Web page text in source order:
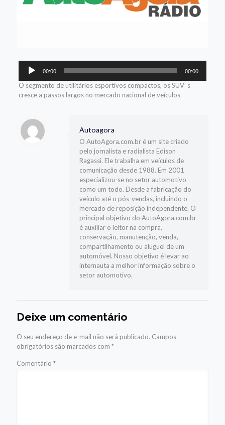
Tocador
áudio
00:00 00:00
O segmento de utilitários esportivos compactos, os SUV’ s
cresce a passos largos no mercado nacional de veículos
Autoagora
O AutoAgora.com.br é um site criado
pelo jornalista e radialista Edison
Ragassi. Ele trabalha em veículos de
comunicação desde 1988. Em 2001
especializou-se no setor automotivo
como um todo. Desde a fabricação do
veículo até o pós-vendas, incluindo o
mercado de reposição independente. O
principal objetivo do AutoAgora.com.br
é auxiliar o leitor na compra,
conservação, manutenção, venda,
compartilhamento ou aluguel de um
automóvel. Nosso objetivo é levar ao
internauta a melhor informação sobre o
setor automotivo.
Deixe um comentário
O seu endereço de e-mail não será publicado. Campos
obrigatórios são marcados com *
Comentário *